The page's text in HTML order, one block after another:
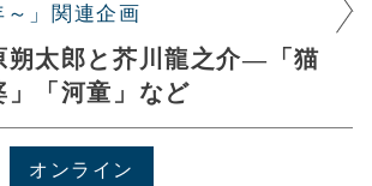
」関連企画
太郎と芥川龍之介―「猫
「河童」など
オンライン